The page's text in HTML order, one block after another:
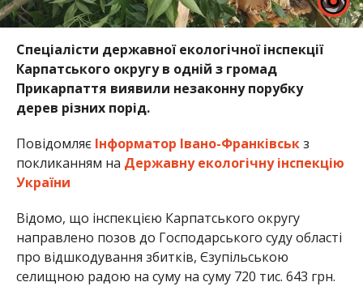
Спеціалісти державної екологічної інспекції
Карпатського округу в одній з громад
Прикарпаття виявили незаконну порубку
дерев різних порід.
Повідомляє Інформатор Івано-Франківськз
покликанням на Державну екологічну інспекцію
України
Відомо, що інспекцією Карпатського округу
направлено позов до Господарського суду області
про відшкодування збитків, Єзупільською
селищною радою на суму на суму 720 тис. 643 грн.